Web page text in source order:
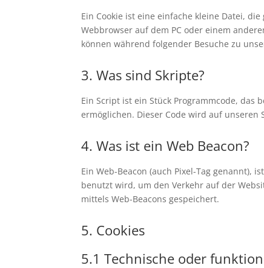
Ein Cookie ist eine einfache kleine Datei,
Webbrowser auf dem PC oder einem
können während folgender Besuche zu
3. Was sind Skripte?
Ein Script ist ein Stück Programmcode,
ermöglichen. Dieser Code wird auf
4. Was ist ein Web Beacon?
Ein Web-Beacon (auch Pixel-Tag genannt),
benutzt wird, um den Verkehr auf der
mittels Web-Beacons gespeichert.
5. Cookies
5.1 Technische oder